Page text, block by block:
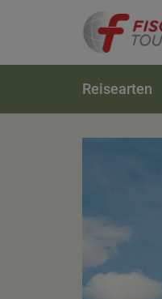
Reisearten